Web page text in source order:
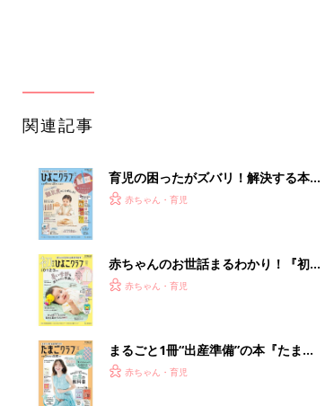
関連記事
育児の困ったがズバリ！解決する本
『ひよこクラブ 秋号』 4カ月～2才
赤ちゃん・育児
赤ちゃんのお世話まるわかり！『初め
てのひよこクラブ 夏号』〈巻頭大特
赤ちゃん・育児
まるごと1冊“出産準備”の本『たまご
クラブ 夏号』〈スペシャル大特集〉
赤ちゃん・育児